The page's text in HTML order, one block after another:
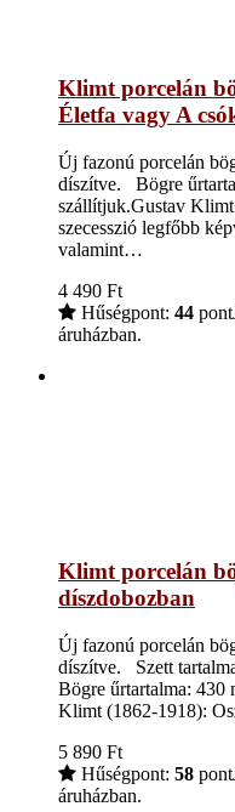
Klimt porcelán
Életfa vagy A
Új fazonú porcelán
díszítve. Bögre
szállítjuk.Gustav Klimt
szecesszió legfőbb
valamint…
4 490 Ft
Hűségpont: 44 pont
áruházban.
Klimt porcelán
díszdobozban
Új fazonú porcelán
díszítve. Szett
Bögre űrtartalma: 430
Klimt (1862-1918):
5 890 Ft
Hűségpont: 58 pont
áruházban.